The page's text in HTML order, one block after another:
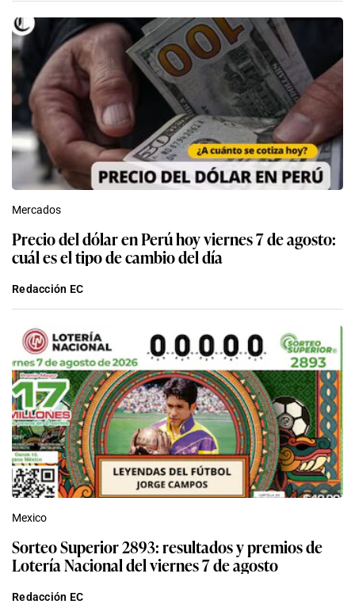
Mercados
Precio del dólar en Perú hoy viernes 7 de agosto:
cuál es el tipo de cambio del día
Redacción EC
Mexico
Sorteo Superior 2893: resultados y premios de
Lotería Nacional del viernes 7 de agosto
Redacción EC